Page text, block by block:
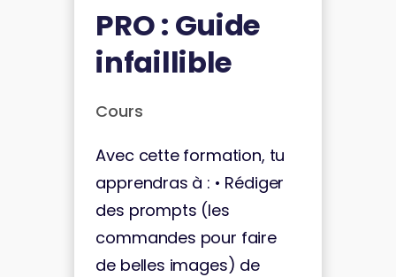
PRO : Guide
infaillible
Cours
Avec cette formation, tu
apprendras à : • Rédiger
des prompts (les
commandes pour faire
de belles images) de